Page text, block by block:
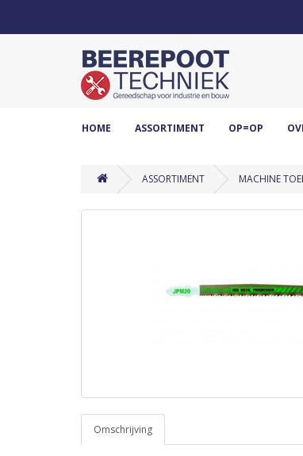
HOME ASSORTIMENT OP=OP
ASSORTIMENT MACHINE
Omschrijving